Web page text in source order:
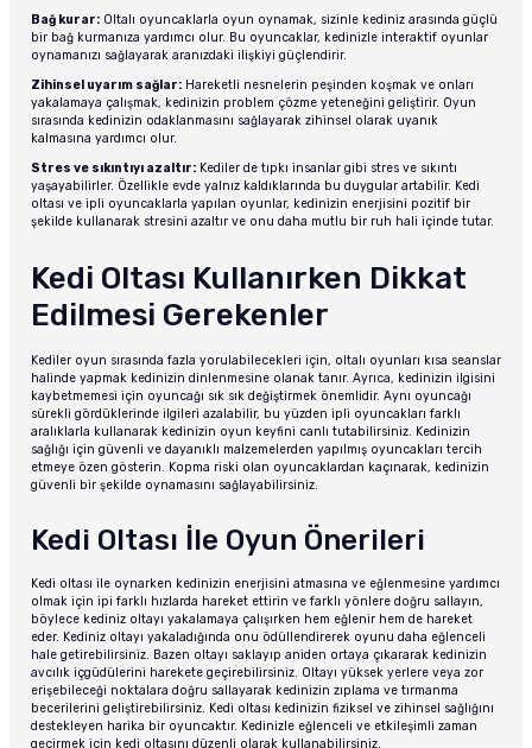
Bağ kurar: Oltalı oyuncaklarla oyun oynamak, sizinle kediniz arasında güçlü
bir bağ kurmanıza yardımcı olur. Bu oyuncaklar, kedinizle interaktif oyunlar
oynamanızı sağlayarak aranızdaki ilişkiyi güçlendirir.
Zihinsel uyarım sağlar: Hareketli nesnelerin peşinden koşmak ve onları
yakalamaya çalışmak, kedinizin problem çözme yeteneğini geliştirir. Oyun
sırasında kedinizin odaklanmasını sağlayarak zihinsel olarak uyanık
kalmasına yardımcı olur.
Stres ve sıkıntıyı azaltır: Kediler de tıpkı insanlar gibi stres ve sıkıntı
yaşayabilirler. Özellikle evde yalnız kaldıklarında bu duygular artabilir. Kedi
oltası ve ipli oyuncaklarla yapılan oyunlar, kedinizin enerjisini pozitif bir
şekilde kullanarak stresini azaltır ve onu daha mutlu bir ruh hali içinde tutar.
Kedi Oltası Kullanırken Dikkat
Edilmesi Gerekenler
Kediler oyun sırasında fazla yorulabilecekleri için, oltalı oyunları kısa seanslar
halinde yapmak kedinizin dinlenmesine olanak tanır. Ayrıca, kedinizin ilgisini
kaybetmemesi için oyuncağı sık sık değiştirmek önemlidir. Aynı oyuncağı
sürekli gördüklerinde ilgileri azalabilir, bu yüzden ipli oyuncakları farklı
aralıklarla kullanarak kedinizin oyun keyfini canlı tutabilirsiniz. Kedinizin
sağlığı için güvenli ve dayanıklı malzemelerden yapılmış oyuncakları tercih
etmeye özen gösterin. Kopma riski olan oyuncaklardan kaçınarak, kedinizin
güvenli bir şekilde oynamasını sağlayabilirsiniz.
Kedi Oltası İle Oyun Önerileri
Kedi oltası ile oynarken kedinizin enerjisini atmasına ve eğlenmesine yardımcı
olmak için ipi farklı hızlarda hareket ettirin ve farklı yönlere doğru sallayın,
böylece kediniz oltayı yakalamaya çalışırken hem eğlenir hem de hareket
eder. Kediniz oltayı yakaladığında onu ödüllendirerek oyunu daha eğlenceli
hale getirebilirsiniz. Bazen oltayı saklayıp aniden ortaya çıkararak kedinizin
avcılık içgüdülerini harekete geçirebilirsiniz. Oltayı yüksek yerlere veya zor
erişebileceği noktalara doğru sallayarak kedinizin zıplama ve tırmanma
becerilerini geliştirebilirsiniz. Kedi oltası kedinizin fiziksel ve zihinsel sağlığını
destekleyen harika bir oyuncaktır. Kedinizle eğlenceli ve etkileşimli zaman
geçirmek için kedi oltasını düzenli olarak kullanabilirsiniz.